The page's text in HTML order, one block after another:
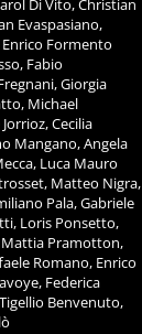
Di Vito, Christian
Evaspasiano,
Formento
Fabio
Giorgia
Michael
Cecilia
Mangano, Angela
Luca Mauro
Matteo Nigra,
Pala, Gabriele
Loris Ponsetto,
Pramotton,
Romano, Enrico
Federica
Benvenuto,